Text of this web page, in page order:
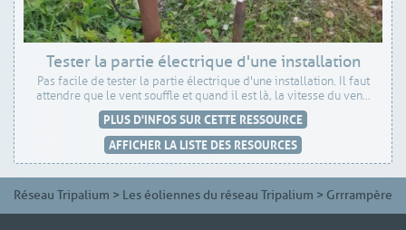
Tester la partie électrique d'une installation
Pas facile de tester la partie électrique d'une installation. Il faut
attendre que le vent souffle et quand il est là, la vitesse du ven...
PLUS D'INFOS SUR CETTE RESSOURCE
AFFICHER LA LISTE DES RESOURCES
Réseau Tripalium > Les éoliennes du réseau Tripalium > Grrrampère